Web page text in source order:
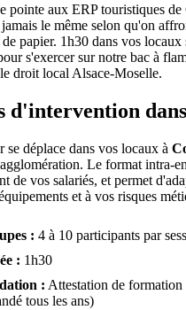
pointe aux ERP touristiques de
le même selon qu'on
papier. 1h30 dans vos
s'exercer sur notre bac à
droit local Alsace-Moselle.
d'intervention
se déplace dans vos locaux à
Le format intra-
de vos salariés, et permet
et à vos risques
: 4 à 10 participants par
: 1h30
: Attestation de formation
tous les ans)